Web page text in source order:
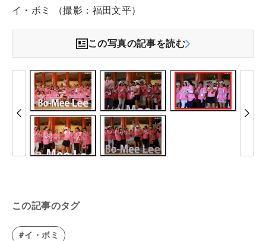
イ・ボミ （撮影：福田文平）
この写真の記事を読む
この記事のタグ
#イ・ボミ